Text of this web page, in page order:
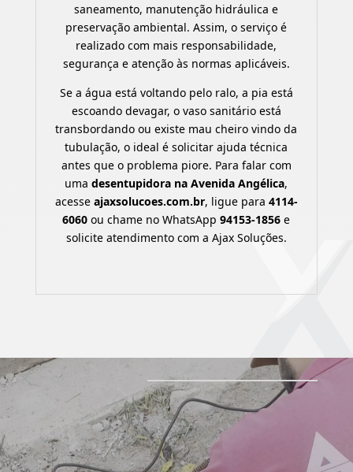
saneamento, manutenção hidráulica e
preservação ambiental. Assim, o serviço é
realizado com mais responsabilidade,
segurança e atenção às normas aplicáveis.
Se a água está voltando pelo ralo, a pia está
escoando devagar, o vaso sanitário está
transbordando ou existe mau cheiro vindo da
tubulação, o ideal é solicitar ajuda técnica
antes que o problema piore. Para falar com
umadesentupidora na Avenida Angélica,
acesse ajaxsolucoes.com.br, ligue para 4114-
6060 ou chame no WhatsApp94153-1856 e
solicite atendimento com a Ajax Soluções.